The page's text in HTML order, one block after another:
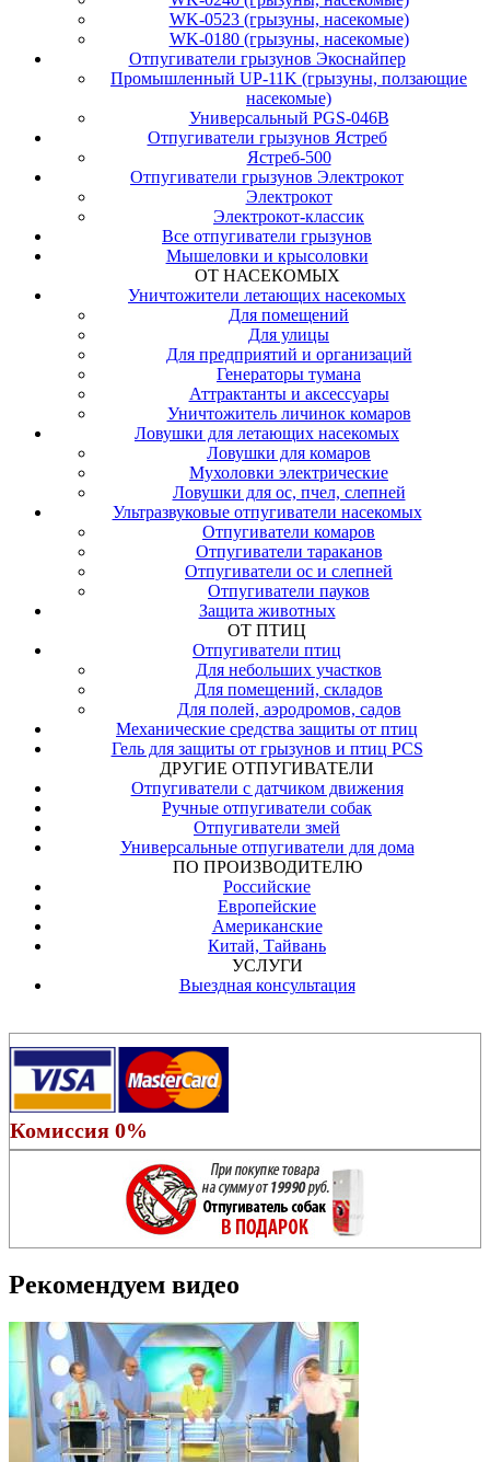
WK-0523 (грызуны, насекомые)
WK-0180 (грызуны, насекомые)
Отпугиватели грызунов Экоснайпер
Промышленный UP-11K (грызуны, ползающие
насекомые)
Универсальный PGS-046B
Отпугиватели грызунов Ястреб
Ястреб-500
Отпугиватели грызунов Электрокот
Электрокот
Электрокот-классик
Все отпугиватели грызунов
Мышеловки и крысоловки
ОТ НАСЕКОМЫХ
Уничтожители летающих насекомых
Для помещений
Для улицы
Для предприятий и организаций
Генераторы тумана
Аттрактанты и аксессуары
Уничтожитель личинок комаров
Ловушки для летающих насекомых
Ловушки для комаров
Мухоловки электрические
Ловушки для ос, пчел, слепней
Ультразвуковые отпугиватели насекомых
Отпугиватели комаров
Отпугиватели тараканов
Отпугиватели ос и слепней
Отпугиватели пауков
Защита животных
ОТ ПТИЦ
Отпугиватели птиц
Для небольших участков
Для помещений, складов
Для полей, аэродромов, садов
Механические средства защиты от птиц
Гель для защиты от грызунов и птиц PCS
ДРУГИЕ ОТПУГИВАТЕЛИ
Отпугиватели с датчиком движения
Ручные отпугиватели собак
Отпугиватели змей
Универсальные отпугиватели для дома
ПО ПРОИЗВОДИТЕЛЮ
Российские
Европейские
Американские
Китай, Тайвань
УСЛУГИ
Выездная консультация
Комиссия 0%
Рекомендуем видео